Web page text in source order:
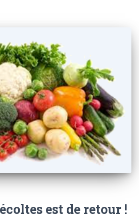
est de retour !